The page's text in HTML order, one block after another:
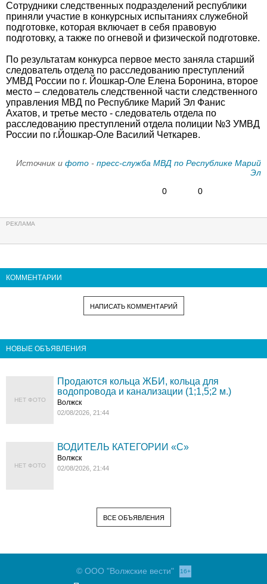
Сотрудники следственных подразделений республики
приняли участие в конкурсных испытаниях служебной
подготовке, которая включает в себя правовую
подготовку, а также по огневой и физической подготовке.
По результатам конкурса первое место заняла старший
следователь отдела по расследованию преступлений
УМВД России по г. Йошкар-Оле Елена Боронина, второе
место – следователь следственной части следственного
управления МВД по Республике Марий Эл Фанис
Ахатов, и третье место - следователь отдела по
расследованию преступлений отдела полиции №3 УМВД
России по г.Йошкар-Оле Василий Четкарев.
Источник и фото - пресс-служба МВД по Республике Марий
Эл
0
0
КОММЕНТАРИИ
НАПИСАТЬ КОММЕНТАРИЙ
НОВЫЕ ОБЪЯВЛЕНИЯ
НЕТ ФОТО
Продаются кольца ЖБИ, кольца для
водопровода и канализации (1;1,5;2 м.)
Волжск
02/08/2026, 21:44
НЕТ ФОТО
ВОДИТЕЛЬ КАТЕГОРИИ «C»
Волжск
02/08/2026, 21:44
ВСЕ ОБЪЯВЛЕНИЯ
© ООО "Волжские вести" 16+